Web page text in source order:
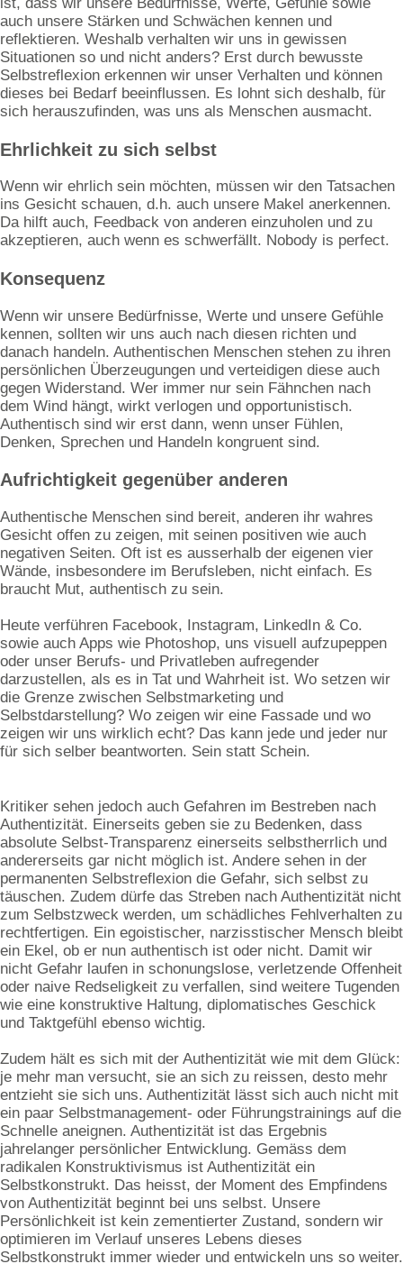
auch unsere Stärken und Schwächen kennen und
reflektieren. Weshalb verhalten wir uns in gewissen
Situationen so und nicht anders? Erst durch bewusste
Selbstreflexion erkennen wir unser Verhalten und können
dieses bei Bedarf beeinflussen. Es lohnt sich deshalb, für
sich herauszufinden, was uns als Menschen ausmacht.
Ehrlichkeit zu sich selbst
Wenn wir ehrlich sein möchten, müssen wir den Tatsachen
ins Gesicht schauen, d.h. auch unsere Makel anerkennen.
Da hilft auch, Feedback von anderen einzuholen und zu
akzeptieren, auch wenn es schwerfällt. Nobody is perfect.
Konsequenz
Wenn wir unsere Bedürfnisse, Werte und unsere Gefühle
kennen, sollten wir uns auch nach diesen richten und
danach handeln. Authentischen Menschen stehen zu ihren
persönlichen Überzeugungen und verteidigen diese auch
gegen Widerstand. Wer immer nur sein Fähnchen nach
dem Wind hängt, wirkt verlogen und opportunistisch.
Authentisch sind wir erst dann, wenn unser Fühlen,
Denken, Sprechen und Handeln kongruent sind.
Aufrichtigkeit gegenüber anderen
Authentische Menschen sind bereit, anderen ihr wahres
Gesicht offen zu zeigen, mit seinen positiven wie auch
negativen Seiten. Oft ist es ausserhalb der eigenen vier
Wände, insbesondere im Berufsleben, nicht einfach. Es
braucht Mut, authentisch zu sein.
Heute verführen Facebook, Instagram, LinkedIn & Co.
sowie auch Apps wie Photoshop, uns visuell aufzupeppen
oder unser Berufs- und Privatleben aufregender
darzustellen, als es in Tat und Wahrheit ist. Wo setzen wir
die Grenze zwischen Selbstmarketing und
Selbstdarstellung? Wo zeigen wir eine Fassade und wo
zeigen wir uns wirklich echt? Das kann jede und jeder nur
für sich selber beantworten. Sein statt Schein.
Kritiker sehen jedoch auch Gefahren im Bestreben nach
Authentizität. Einerseits geben sie zu Bedenken, dass
absolute Selbst-Transparenz einerseits selbstherrlich und
andererseits gar nicht möglich ist. Andere sehen in der
permanenten Selbstreflexion die Gefahr, sich selbst zu
täuschen. Zudem dürfe das Streben nach Authentizität nicht
zum Selbstzweck werden, um schädliches Fehlverhalten zu
rechtfertigen. Ein egoistischer, narzisstischer Mensch bleibt
ein Ekel, ob er nun authentisch ist oder nicht. Damit wir
nicht Gefahr laufen in schonungslose, verletzende Offenheit
oder naive Redseligkeit zu verfallen, sind weitere Tugenden
wie eine konstruktive Haltung, diplomatisches Geschick
und Taktgefühl ebenso wichtig.
Zudem hält es sich mit der Authentizität wie mit dem Glück:
je mehr man versucht, sie an sich zu reissen, desto mehr
entzieht sie sich uns. Authentizität lässt sich auch nicht mit
ein paar Selbstmanagement- oder Führungstrainings auf die
Schnelle aneignen. Authentizität ist das Ergebnis
jahrelanger persönlicher Entwicklung. Gemäss dem
radikalen Konstruktivismus ist Authentizität ein
Selbstkonstrukt. Das heisst, der Moment des Empfindens
von Authentizität beginnt bei uns selbst. Unsere
Persönlichkeit ist kein zementierter Zustand, sondern wir
optimieren im Verlauf unseres Lebens dieses
Selbstkonstrukt immer wieder und entwickeln uns so weiter.